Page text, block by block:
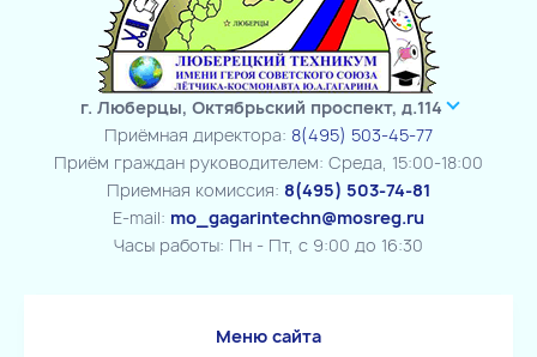
г. Люберцы, Октябрьский проспект, д.114
Приёмная директора: 8(495) 503-45-77
Приём граждан руководителем: Среда, 15:00-18:00
Приемная комиссия: 8(495) 503-74-81
E-mail: mo_gagarintechn@mosreg.ru
Часы работы: Пн - Пт, с 9:00 до 16:30
Меню сайта